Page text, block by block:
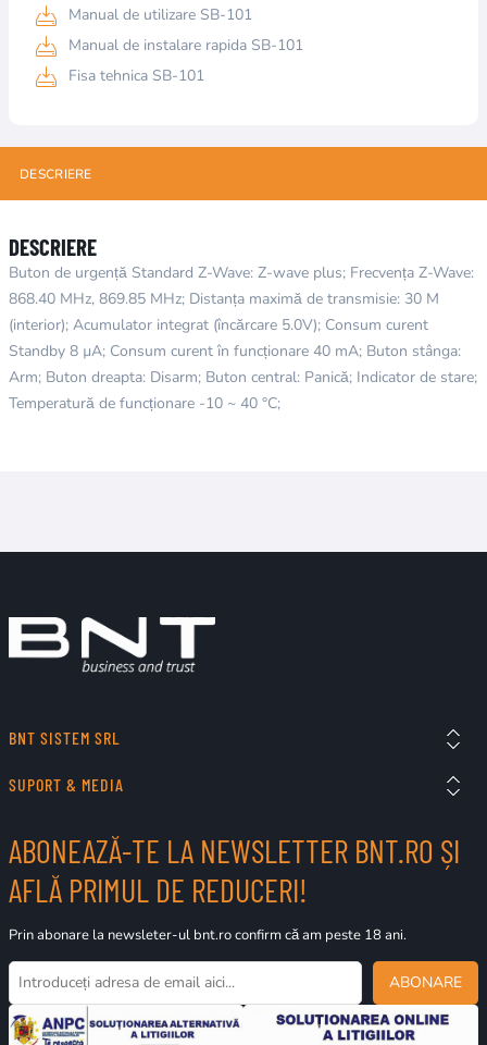
Manual de utilizare SB-101
Manual de instalare rapida SB-101
Fisa tehnica SB-101
DESCRIERE
DESCRIERE
Buton de urgență Standard Z-Wave: Z-wave plus; Frecvența Z-Wave:
868.40 MHz, 869.85 MHz; Distanța maximă de transmisie: 30 M
(interior); Acumulator integrat (încărcare 5.0V); Consum curent
Standby 8 µA; Consum curent în funcționare 40 mA; Buton stânga:
Arm; Buton dreapta: Disarm; Buton central: Panică; Indicator de stare;
Temperatură de funcționare -10 ~ 40 °C;
BNT SISTEM SRL
SUPORT & MEDIA
ABONEAZĂ-TE LA NEWSLETTER BNT.RO ȘI
AFLĂ PRIMUL DE REDUCERI!
Prin abonare la newsleter-ul bnt.ro confirm că am peste 18 ani.
ABONARE